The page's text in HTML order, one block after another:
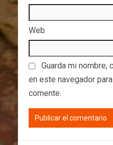
Web
Guarda mi nombre,
en este navegador
comente.